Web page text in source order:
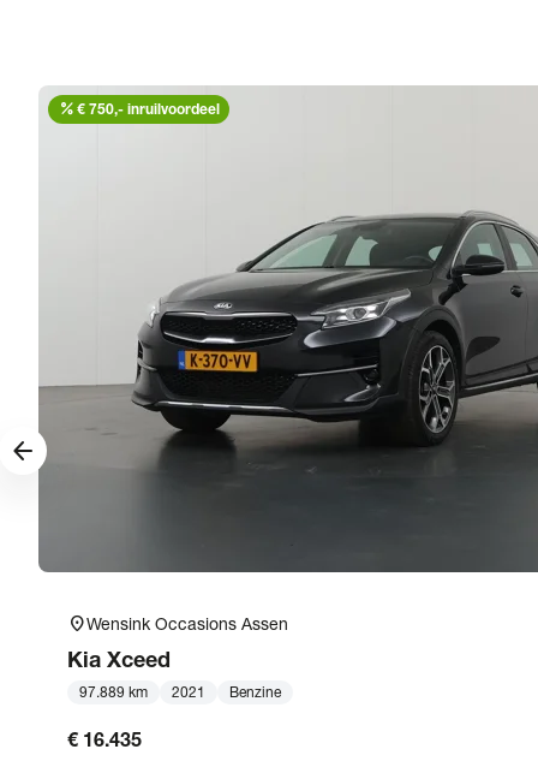
percent € 750,- inruilvoordeel
location_onWensink Occasions Assen
Kia Xceed
97.889 km 2021 Benzine
€ 16.435
arrow_forward